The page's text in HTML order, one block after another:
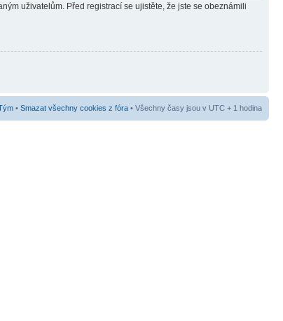
uživatelům. Před registrací se ujistěte, že jste se obeznámili
• Smazat všechny cookies z fóra • Všechny časy jsou v UTC + 1 hodina